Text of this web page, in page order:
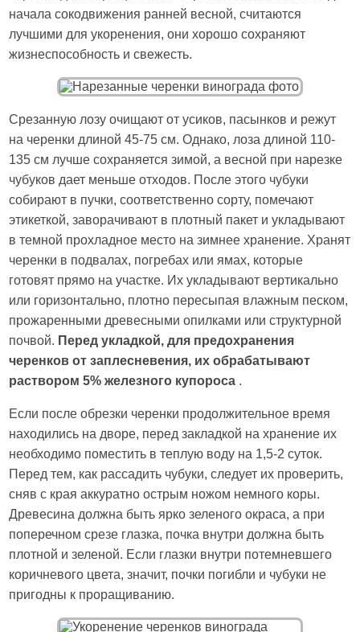
начала сокодвижения ранней весной, считаются
лучшими для укоренения, они хорошо сохраняют
жизнеспособность и свежесть.
Срезанную лозу очищают от усиков, пасынков и режут
на черенки длиной 45-75 см. Однако, лоза длиной 110-
135 см лучше сохраняется зимой, а весной при нарезке
чубуков дает меньше отходов. После этого чубуки
собирают в пучки, соответственно сорту, помечают
этикеткой, заворачивают в плотный пакет и укладывают
в темной прохладное место на зимнее хранение. Хранят
черенки в подвалах, погребах или ямах, которые
готовят прямо на участке. Их укладывают вертикально
или горизонтально, плотно пересыпая влажным песком,
прожаренными древесными опилками или структурной
почвой. Перед укладкой, для предохранения
черенков от заплесневения, их обрабатывают
раствором 5% железного купороса .
Если после обрезки черенки продолжительное время
находились на дворе, перед закладкой на хранение их
необходимо поместить в теплую воду на 1,5-2 суток.
Перед тем, как рассадить чубуки, следует их проверить,
сняв с края аккуратно острым ножом немного коры.
Древесина должна быть ярко зеленого окраса, а при
поперечном срезе глазка, почка внутри должна быть
плотной и зеленой. Если глазки внутри потемневшего
коричневого цвета, значит, почки погибли и чубуки не
пригодны к проращиванию.